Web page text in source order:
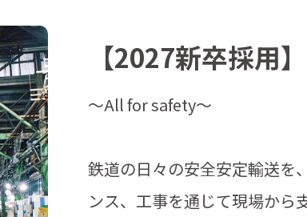
【2027新卒採用
～All for safety～
鉄道の日々の安全安定輸送を
ンス、工事を通じて現場から